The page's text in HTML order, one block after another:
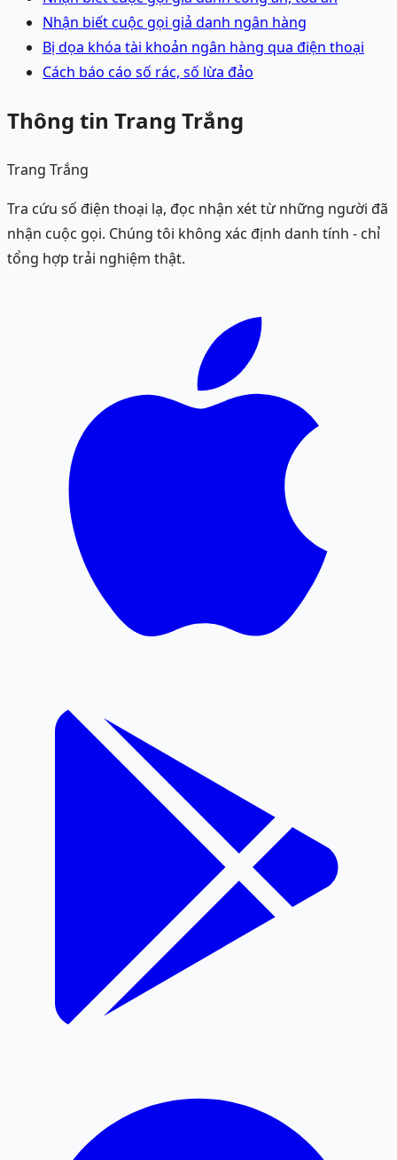
Nhận biết cuộc gọi giả danh ngân hàng
Bị dọa khóa tài khoản ngân hàng qua điện thoại
Cách báo cáo số rác, số lừa đảo
Thông tin Trang Trắng
Trang Trắng
Tra cứu số điện thoại lạ, đọc nhận xét từ những người đã
nhận cuộc gọi. Chúng tôi không xác định danh tính - chỉ
tổng hợp trải nghiệm thật.